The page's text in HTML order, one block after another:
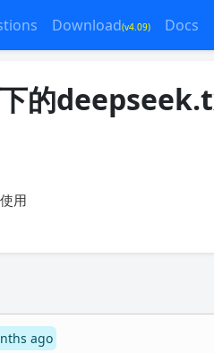
Download(v4.09) Docs
的
用
ago